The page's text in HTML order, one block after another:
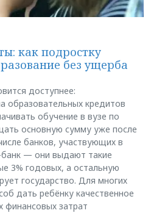
как подростку
без ущерба
доступнее:
образовательных кредитов
обучение в вузе по
основную сумму уже после
банков, участвующих в
— они выдают такие
3% годовых, а остальную
государство. Для многих
дать ребёнку качественное
финансовых затрат